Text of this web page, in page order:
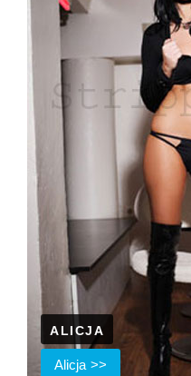
ALICJA
Alicja